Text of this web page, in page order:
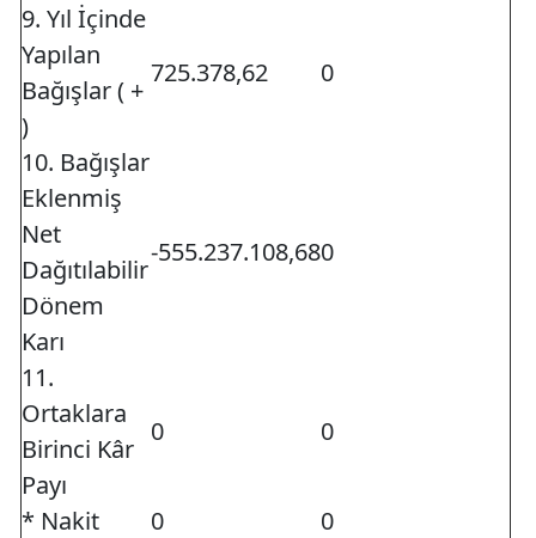
9. Yıl İçinde
Yapılan
Bağışlar ( +
)
725.378,62 0
10. Bağışlar
Eklenmiş
Net
Dağıtılabilir
Dönem
Karı
-555.237.108,680
11.
Ortaklara
Birinci Kâr
Payı
0 0
* Nakit 0
0